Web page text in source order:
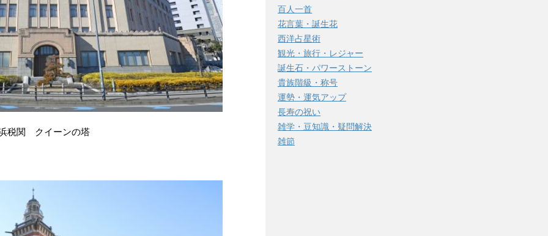
税関 クイーンの塔
百人一首
花言葉・誕生花
西洋占星術
観光・旅行・レジャー
誕生石・パワーストーン
貴族階級・称号
運勢・運気アップ
長寿の祝い
雑学・豆知識・疑問解決
雑節